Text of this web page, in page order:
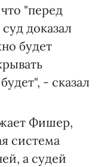
"перед
доказал
будет
- сказал
Фишер,
система
а судей